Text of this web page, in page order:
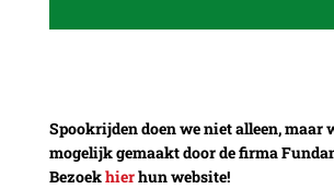
Spookrijden doen we niet alleen, maar
mogelijk gemaakt door de firma
Bezoekhierhun website!